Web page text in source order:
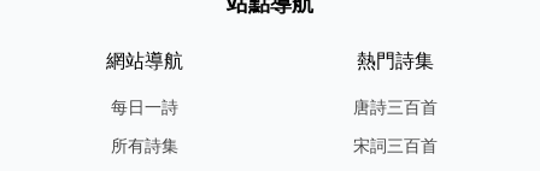
網站導航
每日一詩
所有詩集
熱門詩集
唐詩三百首
宋詞三百首